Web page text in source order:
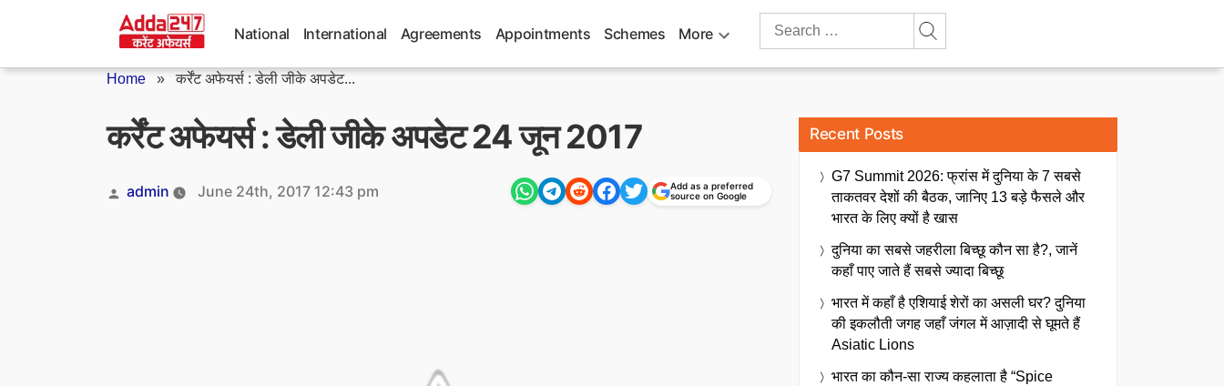
National International Agreements Appointments Schemes More
Search
Home »कर्रेंट अफेयर्स : डेली जीके अपडेट...
कर्रेंट अफेयर्स : डेली जीके अपडेट 24 जून 2017
Posted
admin June 24th, 2017 12:43 pm
Add as a preferred
source on Google
Recent Posts
G7 Summit 2026: फ्रांस में दुनिया के 7 सबसे
ताकतवर देशों की बैठक, जानिए 13 बड़े फैसले और
भारत के लिए क्यों है खास
दुनिया का सबसे जहरीला बिच्छू कौन सा है?, जानें
कहाँ पाए जाते हैं सबसे ज्यादा बिच्छू
भारत में कहाँ है एशियाई शेरों का असली घर? दुनिया
की इकलौती जगह जहाँ जंगल में आज़ादी से घूमते हैं
Asiatic Lions
भारत का कौन-सा राज्य कहलाता है “Spice